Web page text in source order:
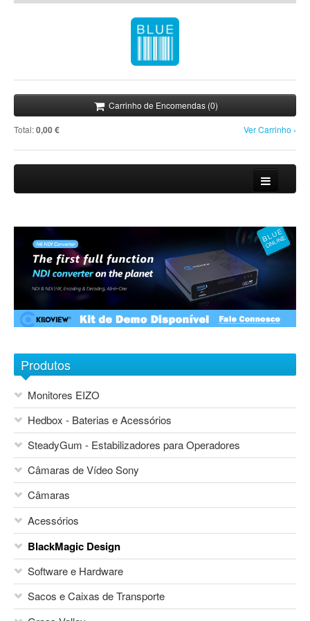
Carrinho de Encomendas (0)
Total:0,00 € Ver Carrinho ›
Novidades
Promoções
Notícias
Sobre nós
Contactos
Produtos
Monitores EIZO
Hedbox - Baterias e Acessórios
SteadyGum - Estabilizadores para Operadores
Câmaras de Vídeo Sony
Câmaras
Blackmagic Design
Sony Network Camera Systems
Sony Foto e Vídeo Consumo
Canon
Sony
Acessórios
Áudio
Mesas de Mistura
Vocas
Flash Canon
BlackMagic Design
Software e Hardware
Sacos e Caixas de Transporte